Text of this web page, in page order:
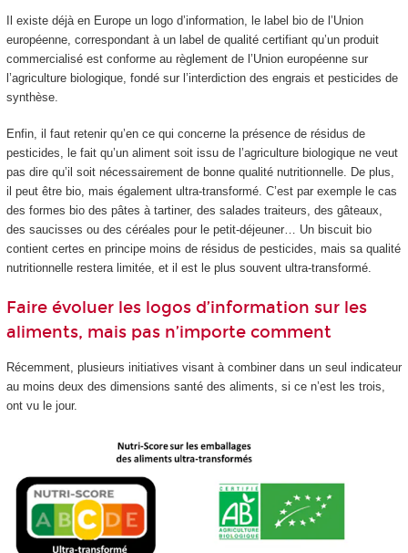
Il existe déjà en Europe un logo d’information, le label bio de l’Union
européenne, correspondant à un label de qualité certifiant qu’un produit
commercialisé est conforme au règlement de l’Union européenne sur
l’agriculture biologique, fondé sur l’interdiction des engrais et pesticides de
synthèse.
Enfin, il faut retenir qu’en ce qui concerne la présence de résidus de
pesticides, le fait qu’un aliment soit issu de l’agriculture biologique ne veut
pas dire qu’il soit nécessairement de bonne qualité nutritionnelle. De plus,
il peut être bio, mais également ultra-transformé. C’est par exemple le cas
des formes bio des pâtes à tartiner, des salades traiteurs, des gâteaux,
des saucisses ou des céréales pour le petit-déjeuner… Un biscuit bio
contient certes en principe moins de résidus de pesticides, mais sa qualité
nutritionnelle restera limitée, et il est le plus souvent ultra-transformé.
Faire évoluer les logos d’information sur les
aliments, mais pas n’importe comment
Récemment, plusieurs initiatives visant à combiner dans un seul indicateur
au moins deux des dimensions santé des aliments, si ce n’est les trois,
ont vu le jour.